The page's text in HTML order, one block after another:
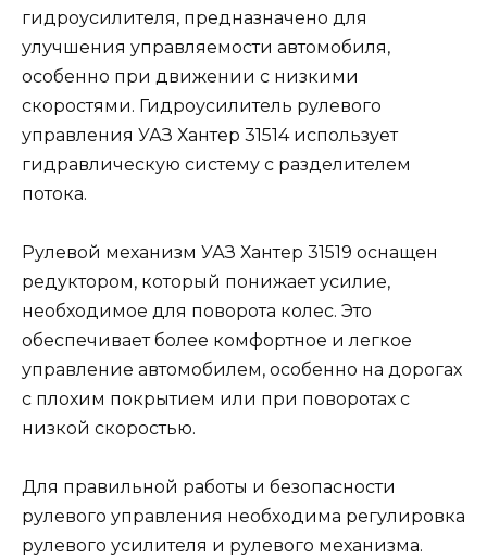
гидроусилителя, предназначено для
улучшения управляемости автомобиля,
особенно при движении с низкими
скоростями. Гидроусилитель рулевого
управления УАЗ Хантер 31514 использует
гидравлическую систему с разделителем
потока.
Рулевой механизм УАЗ Хантер 31519 оснащен
редуктором, который понижает усилие,
необходимое для поворота колес. Это
обеспечивает более комфортное и легкое
управление автомобилем, особенно на дорогах
с плохим покрытием или при поворотах с
низкой скоростью.
Для правильной работы и безопасности
рулевого управления необходима регулировка
рулевого усилителя и рулевого механизма.